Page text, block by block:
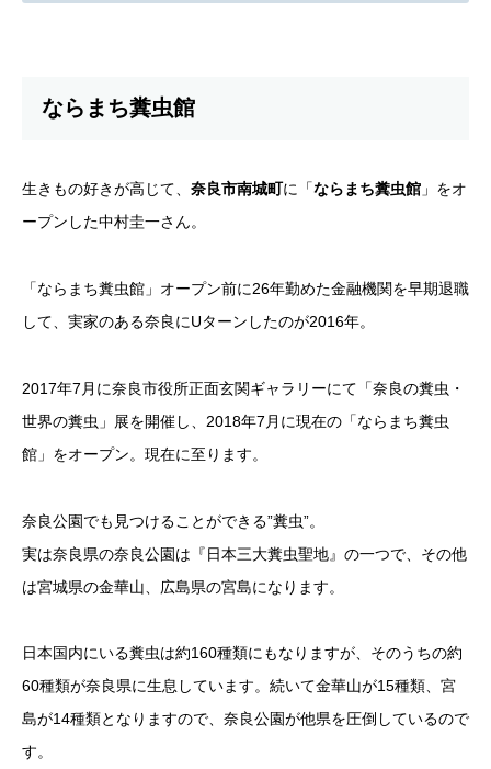
ならまち糞虫館
生きもの好きが高じて、 奈良市南城町に「ならまち糞虫館 」をオ
ープンした中村圭一さん。
「ならまち糞虫館」オープン前に26年勤めた金融機関を早期退職
して、実家のある奈良にUターンしたのが2016年。
2017年7月に奈良市役所正面玄関ギャラリーにて「奈良の糞虫・
世界の糞虫」展を開催し、2018年7月に現在の「ならまち糞虫
館」をオープン。現在に至ります。
奈良公園でも見つけることができる”糞虫”。
実は奈良県の奈良公園は『日本三大糞虫聖地』の一つで、その他
は宮城県の金華山、広島県の宮島になります。
日本国内にいる糞虫は約160種類にもなりますが、そのうちの約
60種類が奈良県に生息しています。続いて金華山が15種類、宮
島が14種類となりますので、奈良公園が他県を圧倒しているので
す。